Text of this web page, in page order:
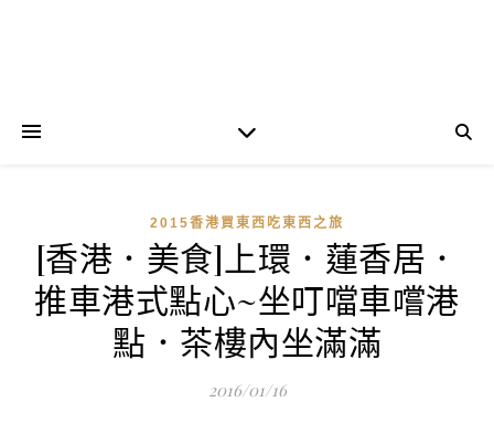
2015香港買東西吃東西之旅
[香港．美食]上環．蓮香居．
推車港式點心~坐叮噹車嚐港
點．茶樓內坐滿滿
2016/01/16